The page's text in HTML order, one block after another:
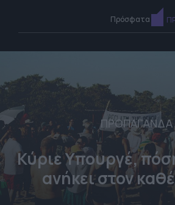
Πρόσφατα
ΠΡΟΠΑΓΑΝΔΑ
Κύριε Υπουργέ,
ανήκει στον